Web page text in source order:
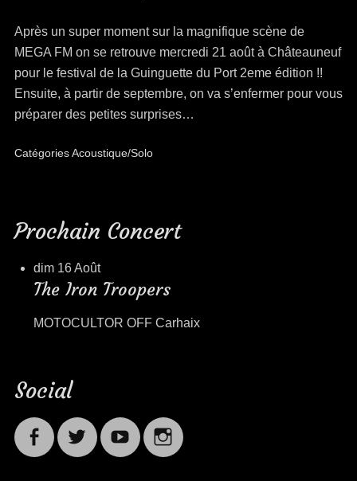
Après un super moment sur la magnifique scène de
MEGA FM on se retrouve mercredi 21 août à Châteauneuf
pour le festival de la Guinguette du Port 2eme édition !!
Ensuite, à partir de septembre, on va s’enfermer pour vous
préparer des petites surprises…
CatégoriesAcoustique/Solo
Prochain Concert
dim 16 Août
The Iron Troopers
MOTOCULTOR OFF Carhaix
Social